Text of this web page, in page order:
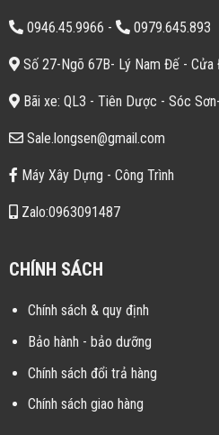
0946.45.9966 - 0979.645.893
Số 27-Ngõ 67B- Lý Nam Đế - Cửa
Bãi xe: QL3 - Tiên Dược - Sóc
Sale.longsen@gmail.com
Máy Xây Dựng - Công Trình
Zalo:0963091487
CHÍNH SÁCH
Chính sách & quy định
Bảo hành - bảo dưỡng
Chính sách đổi trả hàng
Chính sách giao hàng